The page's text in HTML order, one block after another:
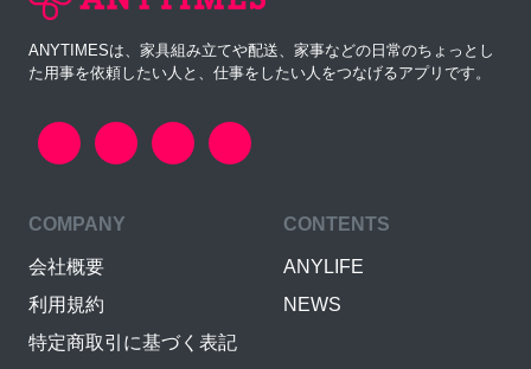
ANYTIMESは、家具組み立てや配送、家事などの日常のちょっとし
た用事を依頼したい人と、仕事をしたい人をつなげるアプリです。
COMPANY
会社概要
利用規約
特定商取引に基づく表記
CONTENTS
ANYLIFE
NEWS